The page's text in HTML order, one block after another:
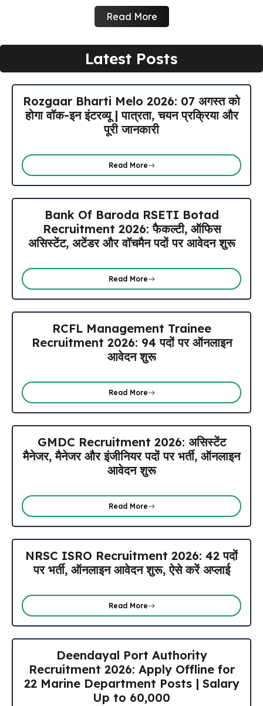
Read More
Latest Posts
Rozgaar Bharti Melo 2026: 07 अगस्त को
होगा वॉक-इन इंटरव्यू | पात्रता, चयन प्रक्रिया और
पूरी जानकारी
Read More
Bank Of Baroda RSETI Botad
Recruitment 2026: फैकल्टी, ऑफिस
असिस्टेंट, अटेंडर और वॉचमैन पदों पर आवेदन शुरू
Read More
RCFL Management Trainee
Recruitment 2026: 94 पदों पर ऑनलाइन
आवेदन शुरू
Read More
GMDC Recruitment 2026: असिस्टेंट
मैनेजर, मैनेजर और इंजीनियर पदों पर भर्ती, ऑनलाइन
आवेदन शुरू
Read More
NRSC ISRO Recruitment 2026: 42 पदों
पर भर्ती, ऑनलाइन आवेदन शुरू, ऐसे करें अप्लाई
Read More
Deendayal Port Authority
Recruitment 2026: Apply Offline for
22 Marine Department Posts | Salary
Up to ₹60,000